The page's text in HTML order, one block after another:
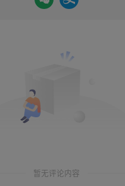
暂无评论内容